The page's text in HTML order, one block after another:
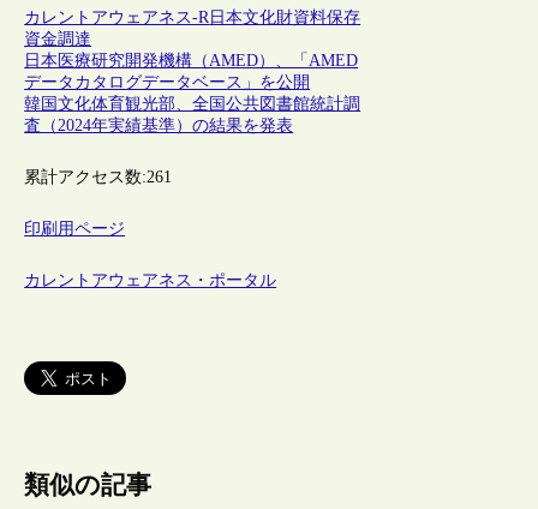
カレントアウェアネス-R 日本文化財資料保存
資金調達
日本医療研究開発機構（AMED）、「AMED
データカタログデータベース」を公開
韓国文化体育観光部、全国公共図書館統計調
査（2024年実績基準）の結果を発表
累計アクセス数:261
印刷用ページ
カレントアウェアネス・ポータル
類似の記事